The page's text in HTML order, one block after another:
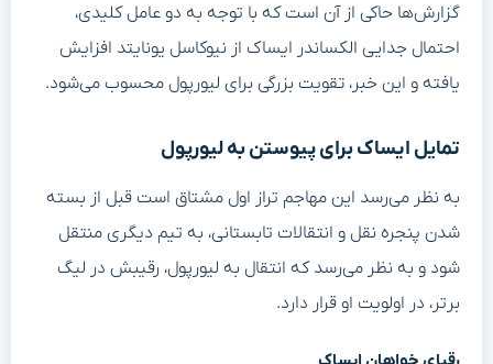
گزارش‌ها حاکی از آن است که با توجه به دو عامل کلیدی،
احتمال جدایی الکساندر ایساک از نیوکاسل یونایتد افزایش
یافته و این خبر، تقویت بزرگی برای لیورپول محسوب می‌شود.
تمایل ایساک برای پیوستن به لیورپول
به نظر می‌رسد این مهاجم تراز اول مشتاق است قبل از بسته
شدن پنجره نقل و انتقالات تابستانی، به تیم دیگری منتقل
شود و به نظر می‌رسد که انتقال به لیورپول، رقیبش در لیگ
برتر، در اولویت او قرار دارد.